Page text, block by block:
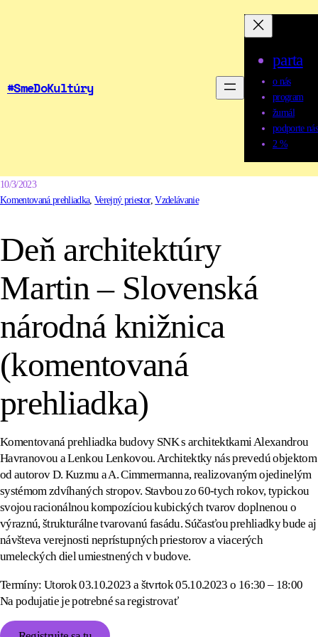
#SmeDoKultúry
parta
o nás
program
žurnál
podporte nás
2 %
10/3/2023
Komentovaná prehliadka, Verejný priestor, Vzdelávanie
Deň architektúry
Martin – Slovenská
národná knižnica
(komentovaná
prehliadka)
Komentovaná prehliadka budovy SNK s architektkami Alexandrou
Havranovou a Lenkou Lenkovou. Architektky nás prevedú objektom
od autorov D. Kuzmu a A. Cimmermanna, realizovaným ojedinelým
systémom zdvíhaných stropov. Stavbou zo 60-tych rokov, typickou
svojou racionálnou kompozíciou kubických tvarov doplnenou o
výraznú, štrukturálne tvarovanú fasádu. Súčasťou prehliadky bude aj
návšteva verejnosti neprístupných priestorov a viacerých
umeleckých diel umiestnených v budove.
Termíny: Utorok 03.10.2023 a štvrtok 05.10.2023 o 16:30 – 18:00
Na podujatie je potrebné sa registrovať